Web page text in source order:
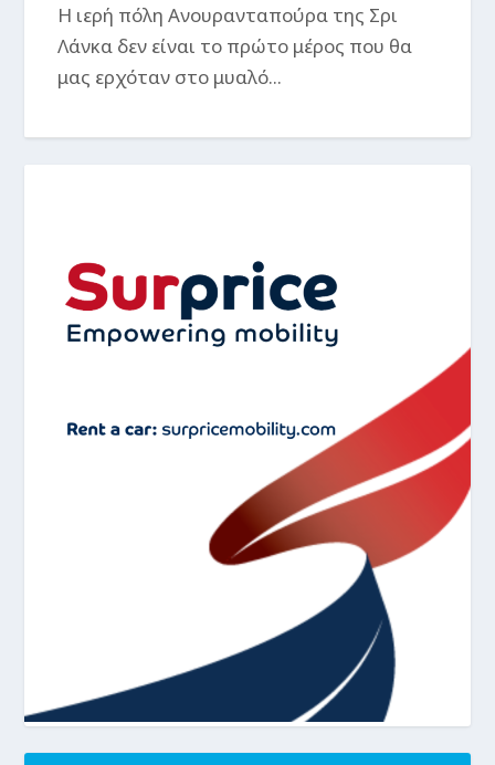
Η ιερή πόλη Ανουρανταπούρα της Σρι
Λάνκα δεν είναι το πρώτο μέρος που θα
μας ερχόταν στο μυαλό...